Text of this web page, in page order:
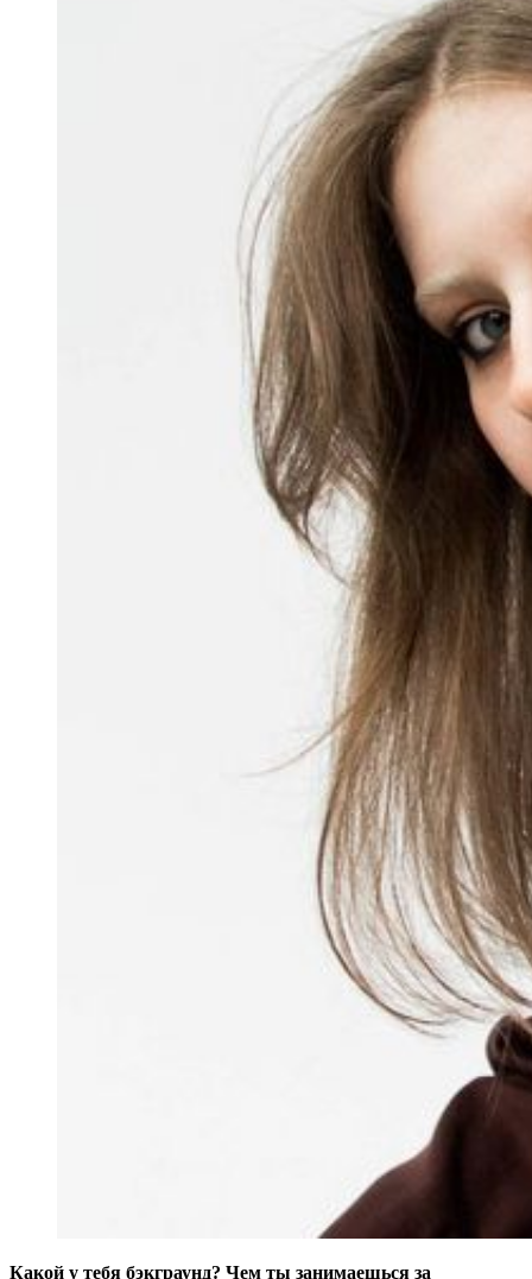
Какой у тебя бэкграунд? Чем ты занимаешься за